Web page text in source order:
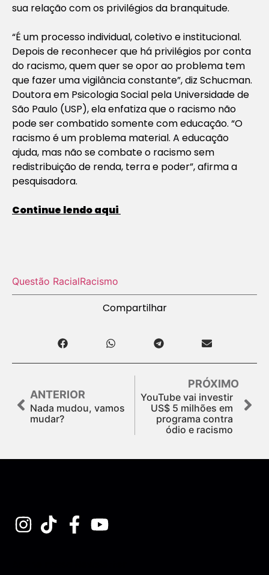
sua relação com os privilégios da branquitude.
“É um processo individual, coletivo e institucional.
Depois de reconhecer que há privilégios por conta
do racismo, quem quer se opor ao problema tem
que fazer uma vigilância constante”, diz Schucman.
Doutora em Psicologia Social pela Universidade de
São Paulo (USP), ela enfatiza que o racismo não
pode ser combatido somente com educação. “O
racismo é um problema material. A educação
ajuda, mas não se combate o racismo sem
redistribuição de renda, terra e poder”, afirma a
pesquisadora.
Continue lendo aqui
Questão RacialRacismo
Compartilhar
ANTERIOR
Nada mudou, vamos
mudar?
PRÓXIMO
YouTube vai investir
US$ 5 milhões em
programa contra
ódio e racismo